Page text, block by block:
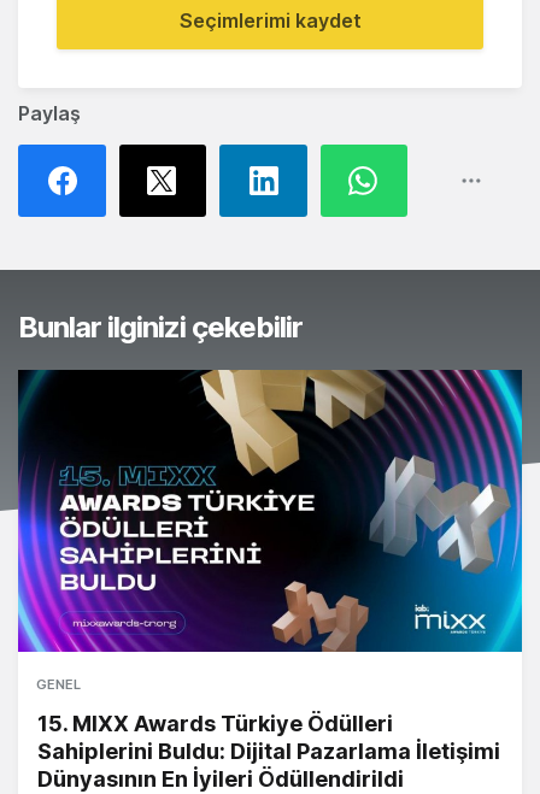
Paylaş
Seçimlerimi kaydet
Bunlar ilginizi çekebilir
GENEL
15. MIXX Awards Türkiye Ödülleri
Sahiplerini Buldu: Dijital Pazarlama İletişimi
Dünyasının En İyileri Ödüllendirildi